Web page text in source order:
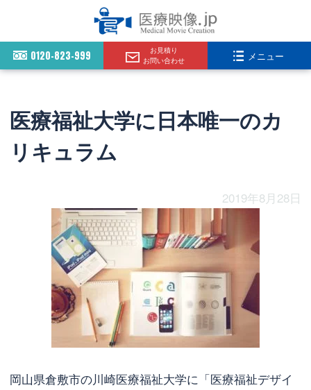
0120-823-999
お見積り
お問い合わせ
メニュー
医療福祉大学に日本唯一のカ
リキュラム
2019年8月28日
岡山県倉敷市の川崎医療福祉大学に「医療福祉デザイ